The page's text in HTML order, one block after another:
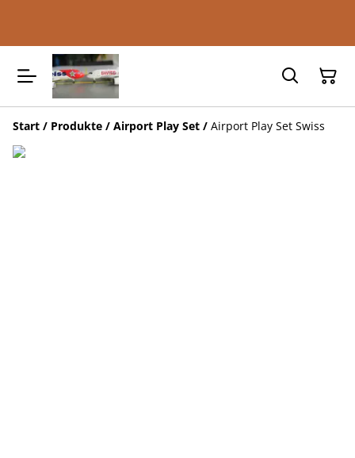
Start / Produkte / Airport Play Set / Airport Play Set Swiss